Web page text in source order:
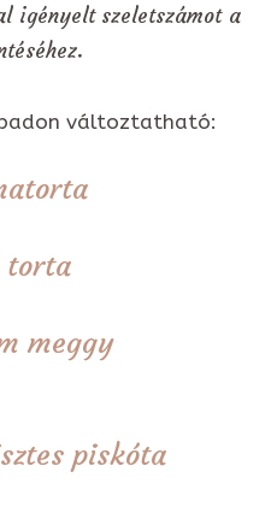
igényelt szeletszámot a
változtatható:
torta
meggy
piskóta